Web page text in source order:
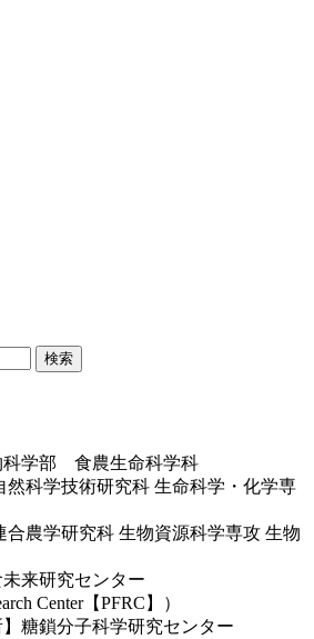
学部 食農生命科学科
然科学技術研究科 生命科学・化学専
合農学研究科 生物資源科学専攻 生物
未来研究センター
Center【PFRC】）
】糖鎖分子科学研究センター